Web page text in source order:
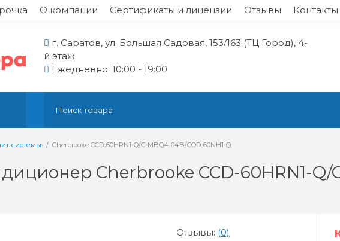
О компании Сертификаты и лицензии Отзывы Контакты
г. Саратов, ул. Большая Садовая, 153/163 (ТЦ Город), 4-
й этаж
Ежедневно: 10:00 - 19:00
системы Cherbrooke CCD-60HRN1-Q/C-MBQ4-04B/COD-60NH1-Q
Cherbrooke CCD-60HRN1-Q/
Отзывы: (0)